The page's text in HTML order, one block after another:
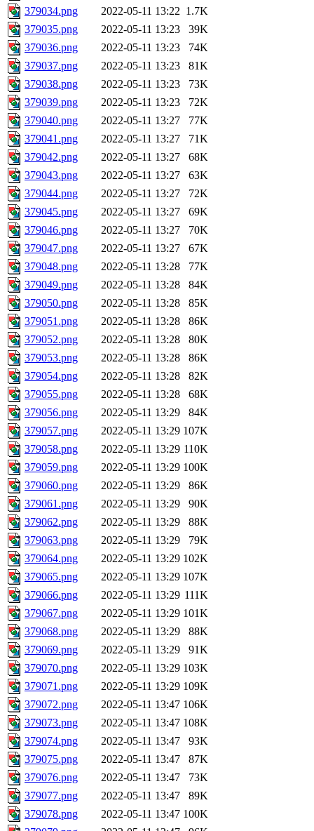
379034.png
2022-05-11 13:22 1.7K
379035.png
2022-05-11 13:23
39K
379036.png
2022-05-11 13:23
74K
379037.png
2022-05-11 13:23
81K
379038.png
2022-05-11 13:23
73K
379039.png
2022-05-11 13:23
72K
379040.png
2022-05-11 13:27
77K
379041.png
2022-05-11 13:27
71K
379042.png
2022-05-11 13:27
68K
379043.png
2022-05-11 13:27
63K
379044.png
2022-05-11 13:27
72K
379045.png
2022-05-11 13:27
69K
379046.png
2022-05-11 13:27
70K
379047.png
2022-05-11 13:27
67K
379048.png
2022-05-11 13:28
77K
379049.png
2022-05-11 13:28
84K
379050.png
2022-05-11 13:28
85K
379051.png
2022-05-11 13:28
86K
379052.png
2022-05-11 13:28
80K
379053.png
2022-05-11 13:28
86K
379054.png
2022-05-11 13:28
82K
379055.png
2022-05-11 13:28
68K
379056.png
2022-05-11 13:29
84K
379057.png
2022-05-11 13:29 107K
379058.png
2022-05-11 13:29 110K
379059.png
2022-05-11 13:29 100K
379060.png
2022-05-11 13:29
86K
379061.png
2022-05-11 13:29
90K
379062.png
2022-05-11 13:29
88K
379063.png
2022-05-11 13:29
79K
379064.png
2022-05-11 13:29 102K
379065.png
2022-05-11 13:29 107K
379066.png
2022-05-11 13:29 111K
379067.png
2022-05-11 13:29 101K
379068.png
2022-05-11 13:29
88K
379069.png
2022-05-11 13:29
91K
379070.png
2022-05-11 13:29 103K
379071.png
2022-05-11 13:29 109K
379072.png
2022-05-11 13:47 106K
379073.png
2022-05-11 13:47 108K
379074.png
2022-05-11 13:47
93K
379075.png
2022-05-11 13:47
87K
379076.png
2022-05-11 13:47
73K
379077.png
2022-05-11 13:47
89K
379078.png
2022-05-11 13:47 100K